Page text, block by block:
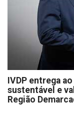
IVDP entrega
sustentável e
Região